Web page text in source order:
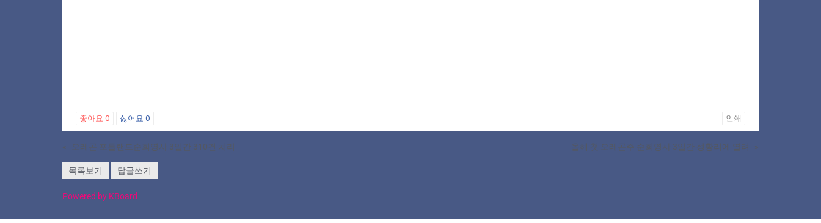
좋아요 0 싫어요 0 인쇄
« 오레곤 포틀랜드순회영사 3일간 310건 처리 올해 첫 오레곤주 순회영사 3일간 성황리에 열려 »
목록보기 답글쓰기
Powered by KBoard